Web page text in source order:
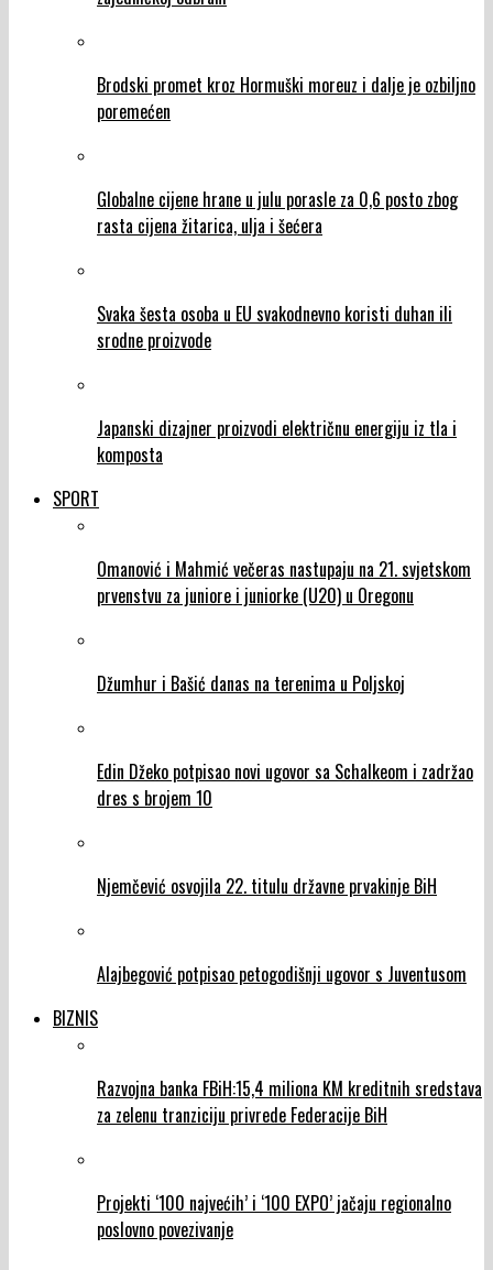
Brodski promet kroz Hormuški moreuz i dalje je ozbiljno
poremećen
Globalne cijene hrane u julu porasle za 0,6 posto zbog
rasta cijena žitarica, ulja i šećera
Svaka šesta osoba u EU svakodnevno koristi duhan ili
srodne proizvode
Japanski dizajner proizvodi električnu energiju iz tla i
komposta
SPORT
Omanović i Mahmić večeras nastupaju na 21. svjetskom
prvenstvu za juniore i juniorke (U20) u Oregonu
Džumhur i Bašić danas na terenima u Poljskoj
Edin Džeko potpisao novi ugovor sa Schalkeom i zadržao
dres s brojem 10
Njemčević osvojila 22. titulu državne prvakinje BiH
Alajbegović potpisao petogodišnji ugovor s Juventusom
BIZNIS
Razvojna banka FBiH:15,4 miliona KM kreditnih sredstava
za zelenu tranziciju privrede Federacije BiH
Projekti ‘100 najvećih’ i ‘100 EXPO’ jačaju regionalno
poslovno povezivanje